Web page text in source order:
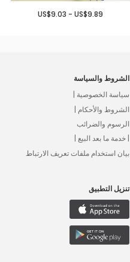
US$9.03 - US$9.89
الشروط والسياسة
سياسة الخصوصية |
الشروط والأحكام |
الرسوم والضرائب
| خدمة ما بعد البيع |
بيان استخدام ملفات تعريف الارتباط
تنزيل التطبيق